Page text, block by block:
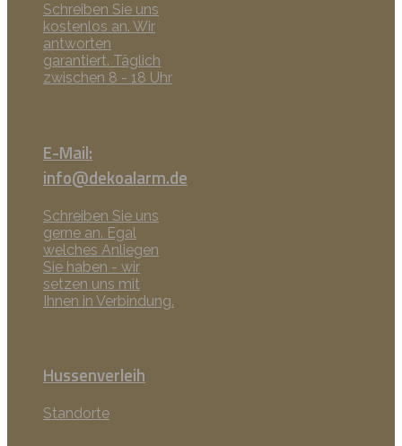
Schreiben Sie uns
kostenlos an. Wir
antworten
garantiert. Täglich
zwischen 8 - 18 Uhr
E-Mail:
info@dekoalarm.de
Schreiben Sie uns
gerne an. Egal
welches Anliegen
Sie haben - wir
setzen uns mit
Ihnen in Verbindung.
Hussenverleih
Standorte